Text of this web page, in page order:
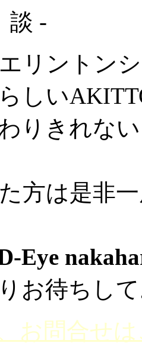
-
リントン
しい
りきれな
方は是非
Eye
お待ちし
お問合せ